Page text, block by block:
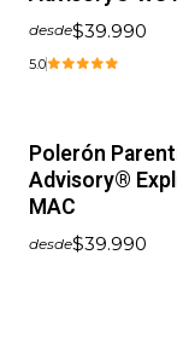
desde$39.990
5.0
Polerón
Advisory®
MAC
desde$39.990